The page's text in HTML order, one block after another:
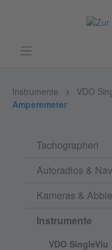
Instrumente VDO
Amperemeter
Tachographen
Autoradios &
Kameras &
Instrumente
VDO SingleViu